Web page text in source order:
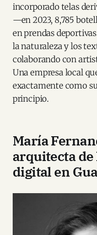
incorporado telas
—en 2023, 8,785
en prendas
la naturaleza y los
colaborando con
Una empresa local
exactamente como
principio.
María
arquitecta
digital en